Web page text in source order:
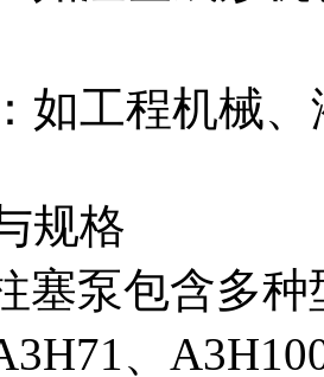
如工程机械
规格
塞泵包含多
、